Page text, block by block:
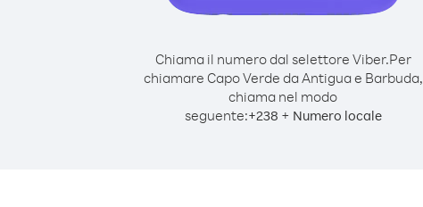
Chiama il numero dal selettore Viber.Per
chiamare Capo Verde da Antigua e Barbuda,
chiama nel modo
seguente:+238 + Numero locale